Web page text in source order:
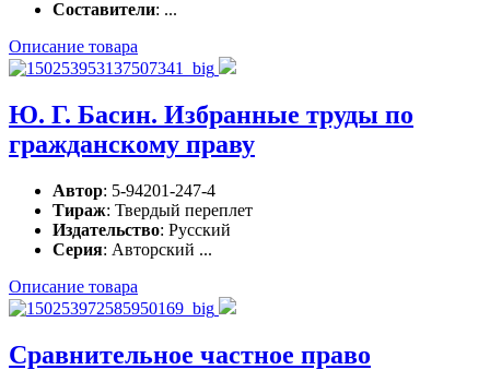
Составители: ...
Описание товара
Ю. Г. Басин. Избранные труды по
гражданскому праву
Автор: 5-94201-247-4
Тираж: Твердый переплет
Издательство: Русский
Серия: Авторский ...
Описание товара
Сравнительное частное право